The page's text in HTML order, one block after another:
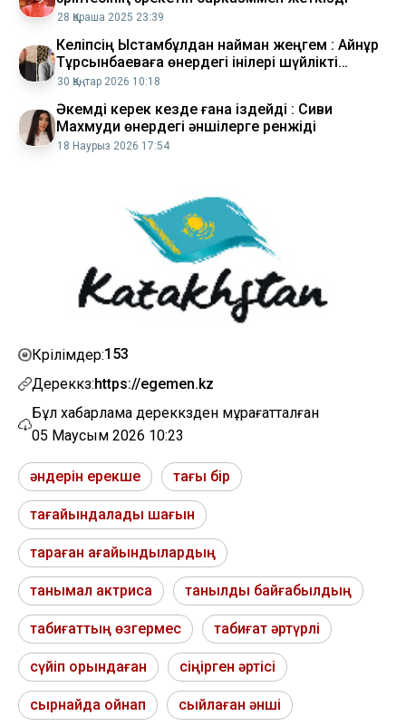
28 Қараша 2025 23:39
Келіпсің Ыстамбұлдан найман жеңгем : Айнұр
Тұрсынбаеваға өнердегі інілері шүйлікті
(ВИДЕО)
30 Қаңтар 2026 10:18
Әкемді керек кезде ғана іздейді : Сиви
Махмуди өнердегі әншілерге ренжіді
18 Наурыз 2026 17:54
Көрілімдер:153
Дереккөз:https://egemen.kz
Бұл хабарлама дереккөзден мұрағатталған
05 Маусым 2026 10:23
әндерін ерекше тағы бір
тағайындалады шағын
тараған ағайындылардың
танымал актриса танылды байғабылдың
табиғаттың өзгермес табиғат әртүрлі
сүйіп орындаған сіңірген әртісі
сырнайда ойнап сыйлаған әнші